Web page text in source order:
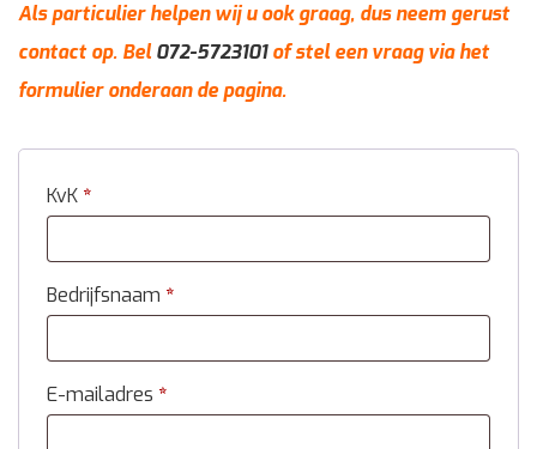
Als particulier helpen wij u ook graag, dus neem gerust
contact op. Bel072-5723101of stel een vraag via het
formulier onderaan de pagina.
KvK *
Bedrijfsnaam *
E-mailadres *